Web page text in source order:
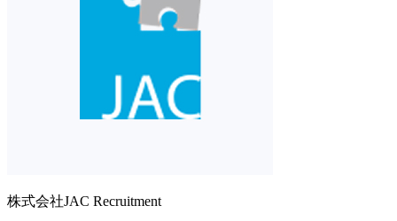
株式会社JAC Recruitment